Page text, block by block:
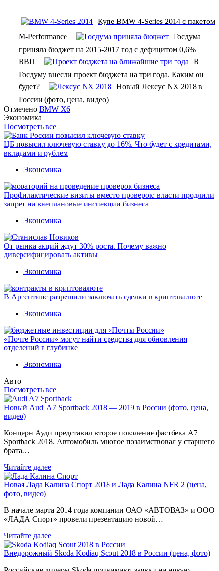
Купе BMW 4-Series 2014 с пакетом
M-Performance
Госдума
приняла бюджет на 2015-2017 год с дефицитом 0,6%
ВВП
В
Госдуму внесли проект бюджета на три года. Каким он
будет?
Новый Лексус NX 2018 в
России (фото, цена, видео)
Отмечено BMW X6
Экономика
Посмотреть все
ЦБ повысил ключевую ставку до 16%. Что будет с кредитами,
вкладами и рублем
Экономика
Профилактические визиты вместо проверок: власти продлили
запрет на внеплановые инспекции бизнеса
Экономика
От рынка акций ждут 30% роста. Почему важно
диверсифицировать активы
Экономика
В Аргентине разрешили заключать сделки в криптовалюте
Экономика
«Почте России» могут найти средства для обновления
отделений в глубинке
Экономика
Авто
Посмотреть все
Новый Audi A7 Sportback 2018 — 2019 в России (фото, цена,
видео)
Концерн Ауди представил второе поколение фастбека A7
Sportback 2018. Автомобиль многое позаимствовал у старшего
брата…
Читайте далее
Новая Лада Калина Спорт 2018 и Лада Калина NFR 2 (цена,
фото, видео)
В начале марта 2014 года компании ОАО «АВТОВАЗ» и ООО
«ЛАДА Спорт» провели презентацию новой…
Читайте далее
Внедорожный Skoda Kodiaq Scout 2018 в России (цена, фото)